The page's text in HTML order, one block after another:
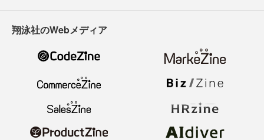
翔泳社のWebメディア